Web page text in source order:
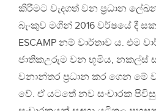
කිරීමට වැදගත් වන ප‍්‍රධාන
බැංකුව මගින් 2016 වර්ෂයේ දී
ESCAMP නම් වාර්තාව ය. එම
ජාතිකඋරුම වන භූමිය, නකල්ස්
වනාන්තර ප‍්‍රධාන කර ගෙන මේ
වේ. ඒ යටතේ නව සංචාරක